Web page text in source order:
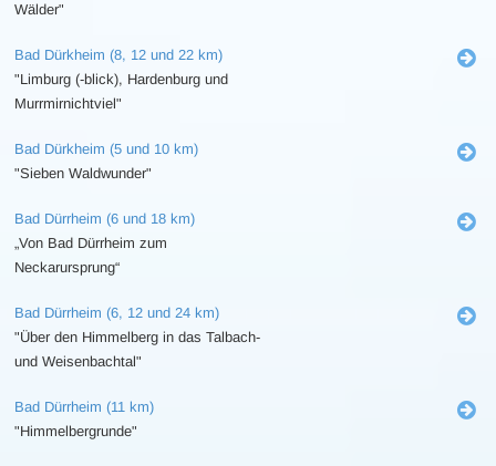
Wälder"
Bad Dürkheim (8, 12 und 22 km)
"Limburg (-blick), Hardenburg und
Murrmirnichtviel"
Bad Dürkheim (5 und 10 km)
"Sieben Waldwunder"
Bad Dürrheim (6 und 18 km)
„Von Bad Dürrheim zum
Neckarursprung“
Bad Dürrheim (6, 12 und 24 km)
"Über den Himmelberg in das Talbach-
und Weisenbachtal"
Bad Dürrheim (11 km)
"Himmelbergrunde"